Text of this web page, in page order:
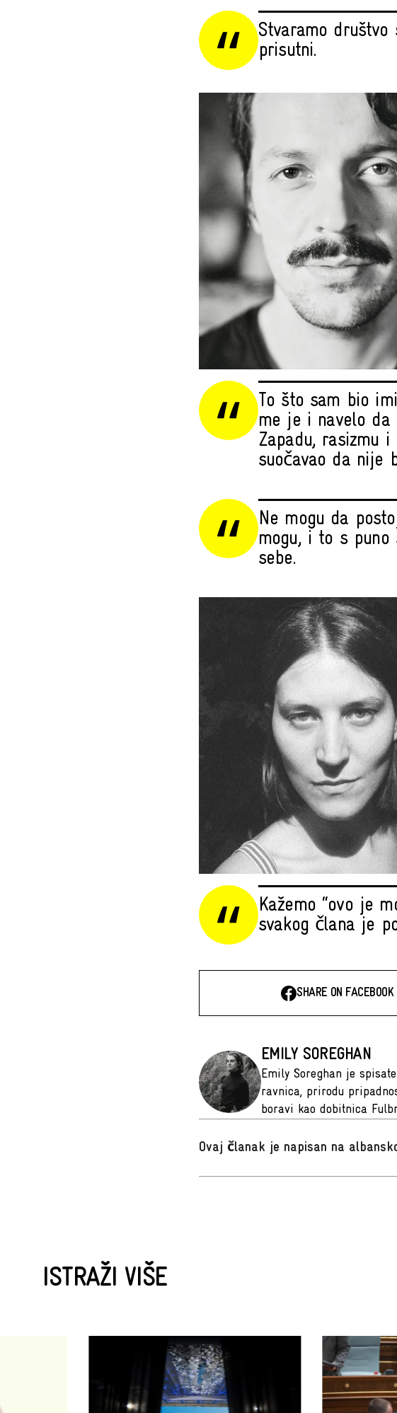
Stvaramo
prisutni.
To što sam bio
me je i navelo da
Zapadu, rasizmu
suočavao da nije
Ne mogu da
mogu, i to s
sebe.
Kažemo “ovo je
svakog člana je
SHARE ON FACEBOOK
EMILY SOREGHAN
Emily Soreghan je
ravnica, prirodu
boravi kao dobitnica
Ovaj članak je napisan na
ISTRAŽI VIŠE